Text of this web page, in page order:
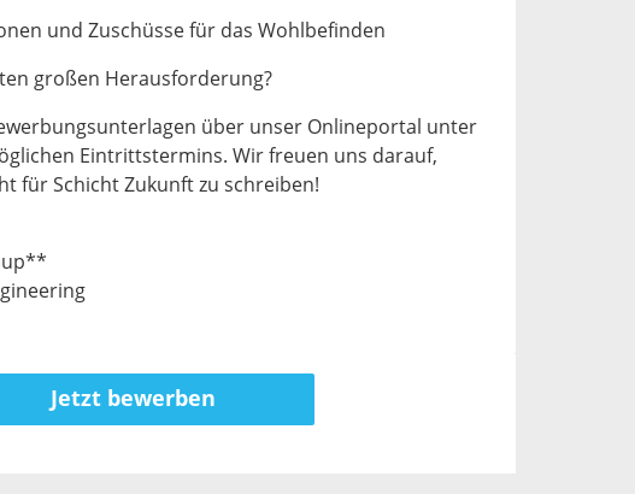
und Zuschüsse für das Wohlbefinden
großen Herausforderung?
über unser Onlineportal unter
Eintrittstermins. Wir freuen uns darauf,
für Schicht Zukunft zu schreiben!
Jetzt bewerben